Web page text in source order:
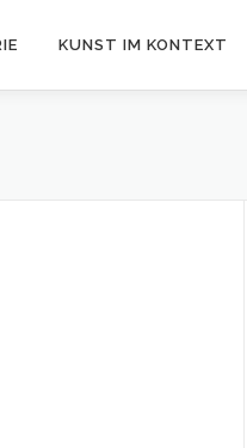
KUNST IM KONTEXT